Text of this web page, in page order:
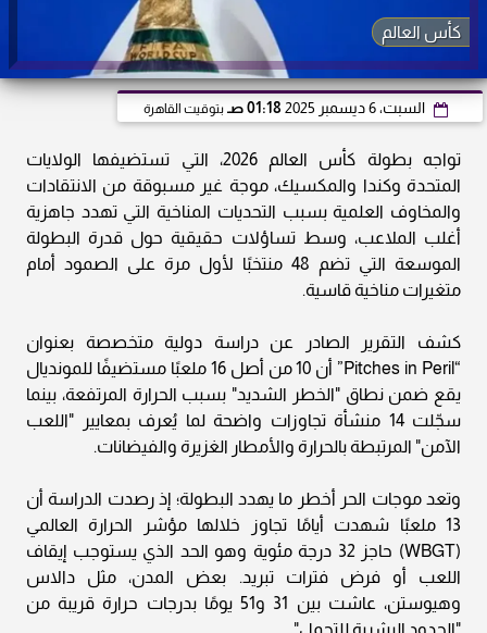
كأس العالم
السبت، 6 ديسمبر 2025 01:18 صـ بتوقيت القاهرة
تواجه بطولة كأس العالم 2026، التي تستضيفها الولايات
المتحدة وكندا والمكسيك، موجة غير مسبوقة من الانتقادات
والمخاوف العلمية بسبب التحديات المناخية التي تهدد جاهزية
أغلب الملاعب، وسط تساؤلات حقيقية حول قدرة البطولة
الموسعة التي تضم 48 منتخبًا لأول مرة على الصمود أمام
متغيرات مناخية قاسية.
كشف التقرير الصادر عن دراسة دولية متخصصة بعنوان
“Pitches in Peril” أن 10 من أصل 16 ملعبًا مستضيفًا للمونديال
يقع ضمن نطاق "الخطر الشديد" بسبب الحرارة المرتفعة، بينما
سجّلت 14 منشأة تجاوزات واضحة لما يُعرف بمعايير "اللعب
الآمن" المرتبطة بالحرارة والأمطار الغزيرة والفيضانات.
وتعد موجات الحر أخطر ما يهدد البطولة؛ إذ رصدت الدراسة أن
13 ملعبًا شهدت أيامًا تجاوز خلالها مؤشر الحرارة العالمي
(WBGT) حاجز 32 درجة مئوية وهو الحد الذي يستوجب إيقاف
اللعب أو فرض فترات تبريد. بعض المدن، مثل دالاس
وهيوستن، عاشت بين 31 و51 يومًا بدرجات حرارة قريبة من
"الحدود البشرية للتحمل".